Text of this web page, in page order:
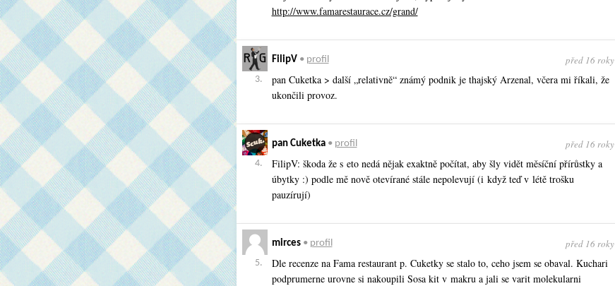
http://www.famarestaurace.cz/grand/
3.
FilipV• profil před 16 roky
pan Cuketka > další „relativně“ známý podnik je thajský Arzenal, včera mi říkali, že
ukončili provoz.
4.
pan Cuketka• profil před 16 roky
FilipV: škoda že s eto nedá nějak exaktně počítat, aby šly vidět měsíční přírůstky a
úbytky :) podle mě nově otevírané stále nepolevují (i když teď v létě trošku
pauzírují)
5.
mirces• profil před 16 roky
Dle recenze na Fama restaurant p. Cuketky se stalo to, ceho jsem se obaval. Kuchari
podprumerne urovne si nakoupili Sosa kit v makru a jali se varit molekularni